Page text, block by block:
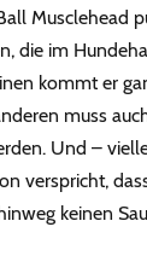
Musclehead
die im
kommt er
muss
Und –
verspricht,
keinen